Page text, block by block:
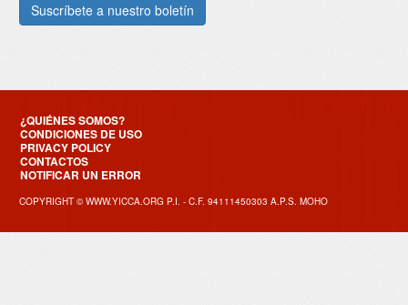
¿QUIÉNES SOMOS?
CONDICIONES DE USO
PRIVACY POLICY
CONTACTOS
NOTIFICAR UN ERROR
COPYRIGHT © WWW.YICCA.ORG P.I. - C.F. 94111450303 A.P.S. MOHO